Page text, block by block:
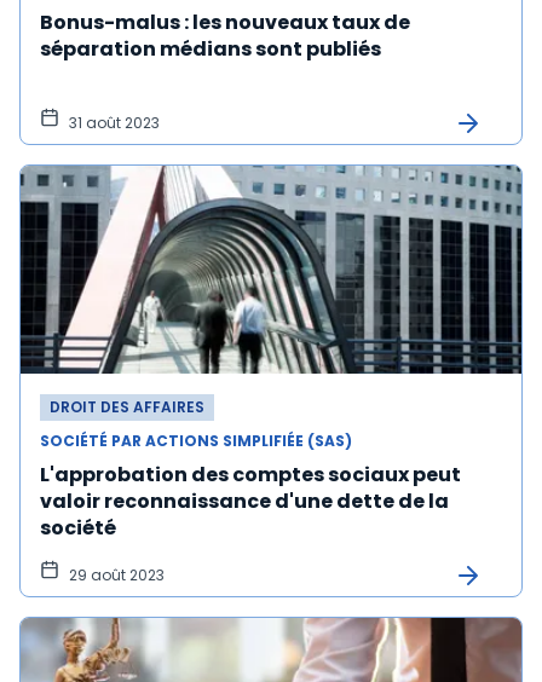
Bonus-malus : les nouveaux taux de
séparation médians sont publiés
31 août 2023
DROIT DES AFFAIRES
SOCIÉTÉ PAR ACTIONS SIMPLIFIÉE (SAS)
L'approbation des comptes sociaux peut
valoir reconnaissance d'une dette de la
société
29 août 2023